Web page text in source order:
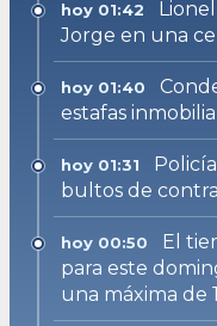
hoy 01:42
Jorge en una
hoy 01:40
estafas
hoy 01:31
bultos de
hoy 00:50
El
para este
una máxima de